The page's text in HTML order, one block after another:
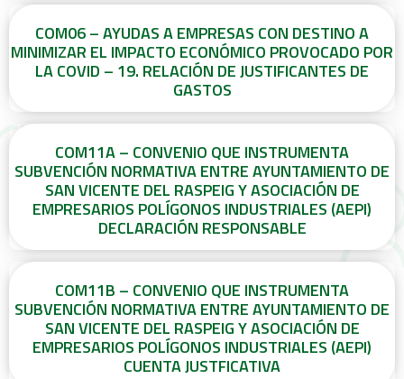
COM06 – AYUDAS A EMPRESAS CON DESTINO A
MINIMIZAR EL IMPACTO ECONÓMICO PROVOCADO POR
LA COVID – 19. RELACIÓN DE JUSTIFICANTES DE
GASTOS
COM11A – CONVENIO QUE INSTRUMENTA
SUBVENCIÓN NORMATIVA ENTRE AYUNTAMIENTO DE
SAN VICENTE DEL RASPEIG Y ASOCIACIÓN DE
EMPRESARIOS POLÍGONOS INDUSTRIALES (AEPI)
DECLARACIÓN RESPONSABLE
COM11B – CONVENIO QUE INSTRUMENTA
SUBVENCIÓN NORMATIVA ENTRE AYUNTAMIENTO DE
SAN VICENTE DEL RASPEIG Y ASOCIACIÓN DE
EMPRESARIOS POLÍGONOS INDUSTRIALES (AEPI)
CUENTA JUSTFICATIVA